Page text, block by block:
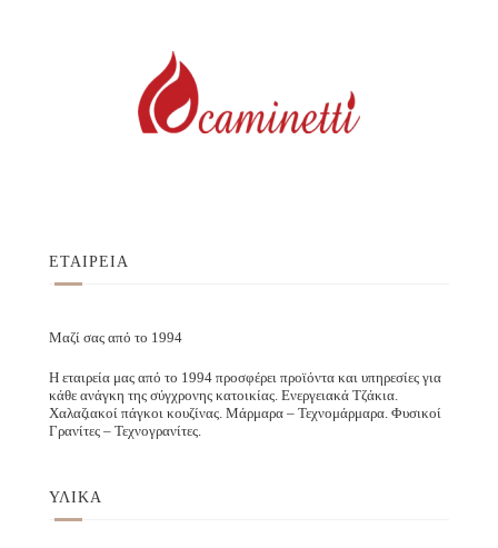
ΕΤΑΙΡΕΙΑ
Μαζί σας από το 1994
Η εταιρεία μας από το 1994 προσφέρει προϊόντα και υπηρεσίες για
κάθε ανάγκη της σύγχρονης κατοικίας. Ενεργειακά Τζάκια.
Χαλαζιακοί πάγκοι κουζίνας. Μάρμαρα – Τεχνομάρμαρα. Φυσικοί
Γρανίτες – Τεχνογρανίτες.
ΥΛΙΚΑ